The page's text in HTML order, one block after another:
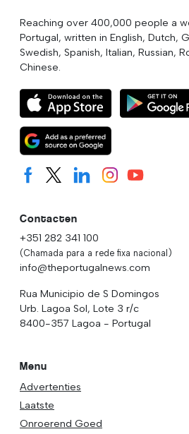
Reaching over 400,000 people a
Portugal, written in English, Dutch,
Swedish, Spanish, Italian, Russian,
Chinese.
Contacten
+351 282 341 100
(Chamada para a rede fixa nacional)
info@theportugalnews.com
Rua Municipio de S Domingos
Urb. Lagoa Sol, Lote 3 r/c
8400-357 Lagoa - Portugal
Menu
Advertenties
Laatste
Onroerend Goed